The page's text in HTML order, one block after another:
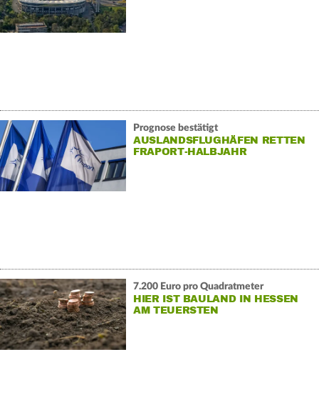
Prognose bestätigt
AUSLANDSFLUGHÄFEN RETTEN
FRAPORT-HALBJAHR
7.200 Euro pro Quadratmeter
HIER IST BAULAND IN HESSEN
AM TEUERSTEN